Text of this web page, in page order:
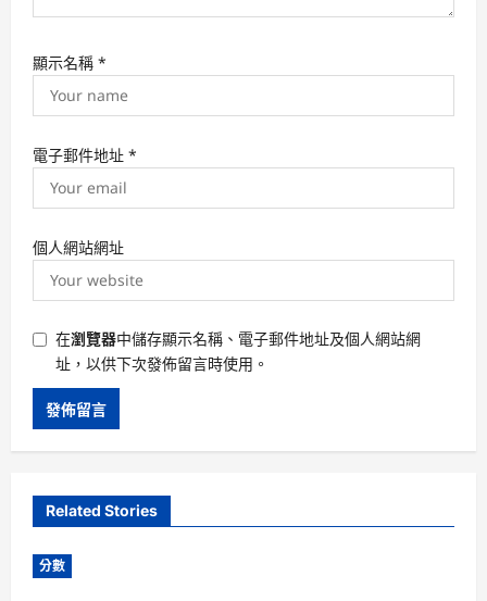
顯示名稱 *
電子郵件地址 *
個人網站網址
在瀏覽器中儲存顯示名稱、電子郵件地址及個人網站網
址，以供下次發佈留言時使用。
Related Stories
分數